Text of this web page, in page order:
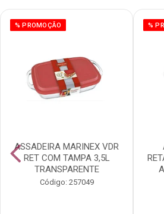
% PROMOÇÃO
ASSADEIRA MARINEX VDR
RET COM TAMPA 3,5L
TRANSPARENTE
Código: 257049
%